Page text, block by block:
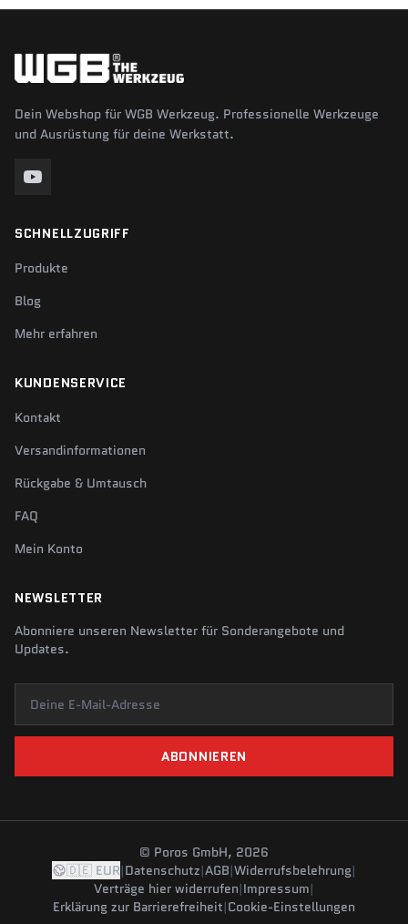
Dein Webshop für WGB Werkzeug. Professionelle Werkzeuge
und Ausrüstung für deine Werkstatt.
SCHNELLZUGRIFF
Produkte
Blog
Mehr erfahren
KUNDENSERVICE
Kontakt
Versandinformationen
Rückgabe & Umtausch
FAQ
Mein Konto
NEWSLETTER
Abonniere unseren Newsletter für Sonderangebote und
Updates.
Deine E-Mail-Adresse
ABONNIEREN
© Poros GmbH, 2026
🇩🇪 EUR|Datenschutz|AGB|Widerrufsbelehrung|
Verträge hier widerrufen|Impressum|
Erklärung zur Barrierefreiheit|Cookie-Einstellungen